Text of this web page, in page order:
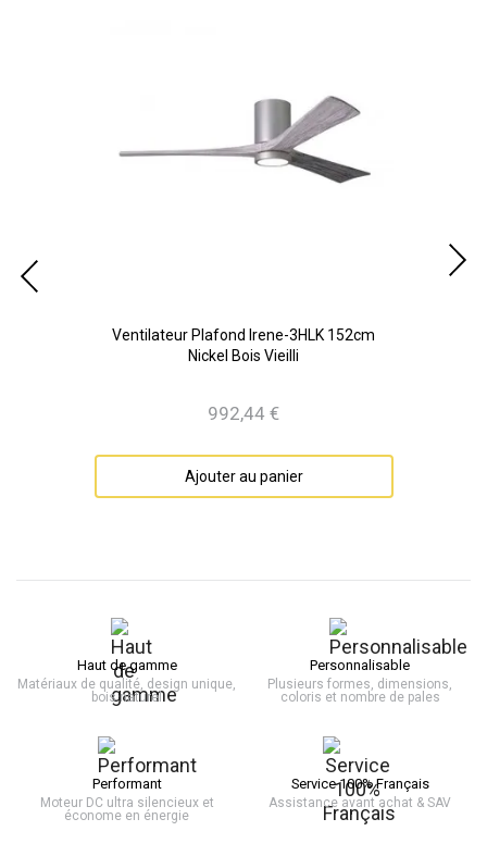
Ventilateur Plafond Irene-3HLK 152cm
Nickel Bois Vieilli
Prix
992,44 €
Ajouter au panier
Haut de gamme
Matériaux de qualité, design unique,
bois naturel
Personnalisable
Plusieurs formes, dimensions,
coloris et nombre de pales
Performant
Moteur DC ultra silencieux et
économe en énergie
Service 100% Français
Assistance avant achat & SAV